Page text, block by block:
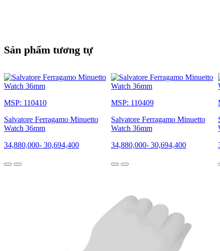
Sản phẩm tương tự
MSP: 110410
Salvatore Ferragamo Minuetto
Watch 36mm
34,880,000- 30,694,400
MSP: 110409
Salvatore Ferragamo Minuetto
Watch 36mm
34,880,000- 30,694,400